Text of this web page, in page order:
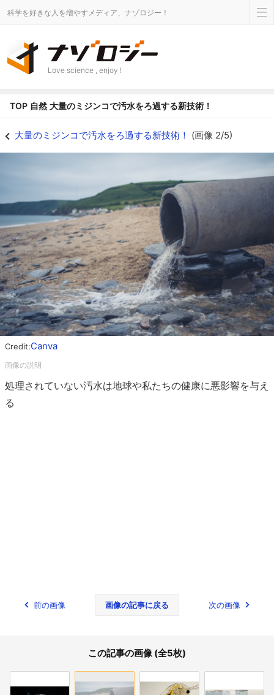
科学を好きな人を増やすメディア、ナゾロジー！
Love science , enjoy !
TOP 自然 大量のミジンコで汚水をろ過する新技術！
大量のミジンコで汚水をろ過する新技術！ (画像 2/5)
Credit:Canva
処理されていない汚水は地球や私たちの健康に悪影響を与え
る
前の画像 画像の記事に戻る 次の画像
この記事の画像 (全5枚)